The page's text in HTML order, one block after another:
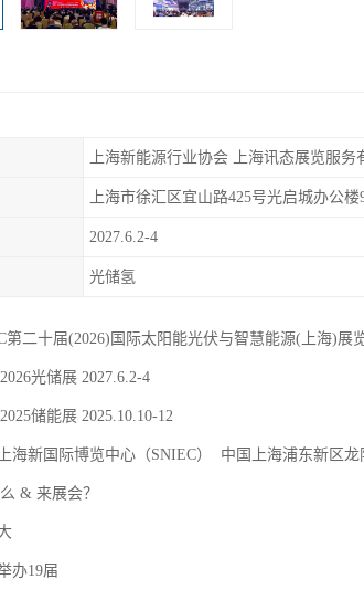
上海新能源行业协会 上海讯态展览服务
2027.6.2-4
光储氢
第二十届(2026)国际太阳能光伏与智慧能源(上海)展
光储展 2027.6.2-4
储能展 2025.10.10-12
海新国际博览中心（SNIEC） 中国上海浦东新区龙
& 来展会？
办19届